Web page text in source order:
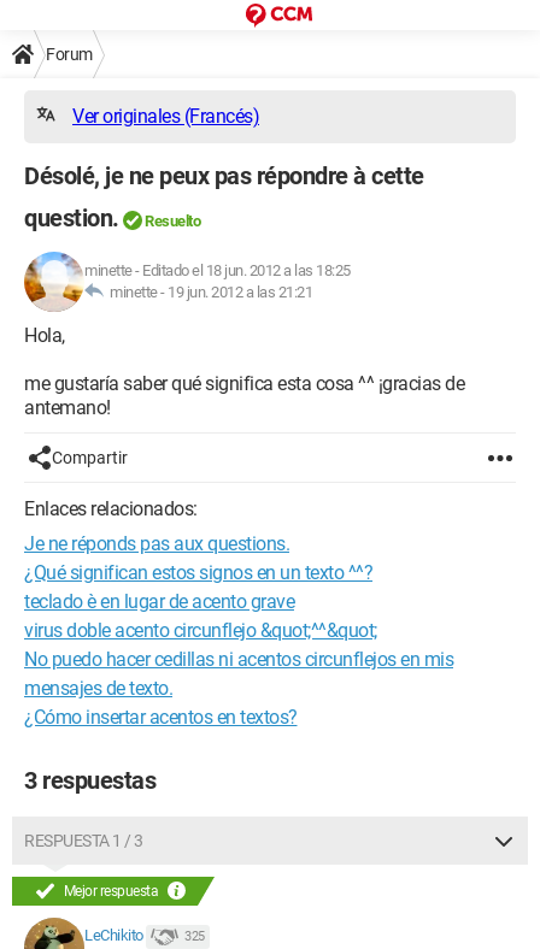
Forum
Ver originales (Francés)
Désolé, je ne peux pas répondre à cette
question.
Resuelto
minette- Editado el 18 jun. 2012 a las 18:25
minette - 19 jun. 2012 a las 21:21
Hola,
me gustaría saber qué significa esta cosa ^^ ¡gracias de
antemano!
Compartir
Enlaces relacionados:
Je ne réponds pas aux questions.
¿Qué significan estos signos en un texto ^^?
teclado è en lugar de acento grave
virus doble acento circunflejo &quot;^^&quot;
No puedo hacer cedillas ni acentos circunflejos en mis
mensajes de texto.
¿Cómo insertar acentos en textos?
3 respuestas
RESPUESTA 1 / 3
Mejor respuesta
LeChikito 325